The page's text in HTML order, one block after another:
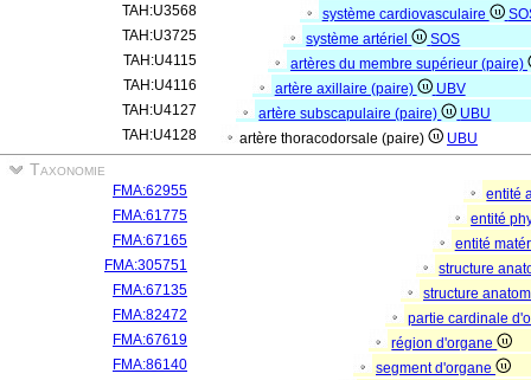
TAH:U3568
système cardiovasculaire
TAH:U3725
système artériel
SOS
TAH:U4115
artères du membre supérieur (paire)
TAH:U4116
artère axillaire (paire)
UBV
TAH:U4127
artère subscapulaire (paire)
UBU
TAH:U4128
artère thoracodorsale (paire) UBU
Taxonomie
FMA:62955
entité
FMA:61775
entité
FMA:67165
entité
FMA:305751
structure
FMA:67135
structure
FMA:82472
partie cardinale
FMA:67619
région d'organe
FMA:86140
segment d'organe